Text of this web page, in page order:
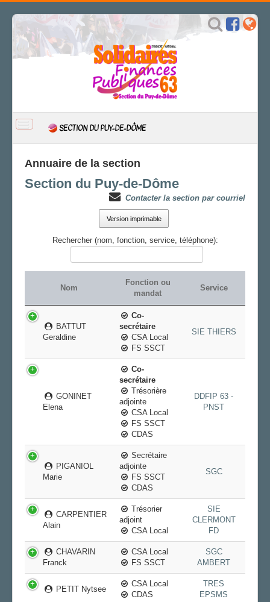
BASCULER
NAVIGATION
SECTION DU PUY-DE-DÔME
CSAL
Archives
AGENDA
ADHÉRER
Annuaire de la section
Section du Puy-de-Dôme
Contacter la section par courriel
Version imprimable
Rechercher (nom, fonction, service, téléphone):
Nom
Fonction ou
mandat
Service
BATTUT
Geraldine
Co-
secrétaire
CSA Local
FS SSCT
SIE THIERS
GONINET
Elena
Co-
secrétaire
Trésorière
adjointe
CSA Local
FS SSCT
CDAS
DDFIP 63 -
PNST
PIGANIOL
Marie
Secrétaire
adjointe
FS SSCT
CDAS
SGC
CARPENTIER
Alain
Trésorier
adjoint
CSA Local
SIE
CLERMONT
FD
CHAVARIN
Franck
CSA Local
FS SSCT
SGC
AMBERT
PETIT Nytsee
CSA Local
CDAS
TRES
EPSMS